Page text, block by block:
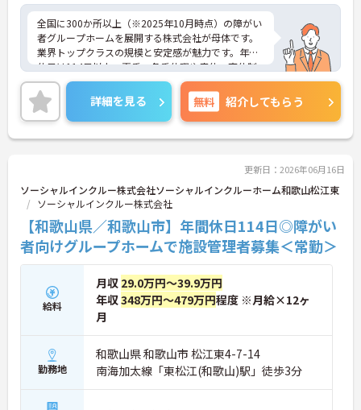
全国に300か所以上（※2025年10月時点）の障がい
者グループホームを展開する株式会社が母体です。
業界トップクラスの規模と安定感が魅力です。年間
休日は114日以上、夏季・冬季休暇や産休・育休制
度もしっかり整っており、プライベートとの両立も
可能。これまでのご経験を活かし、新しいキャリア
を築きたい方、ぜひご応募ください。20代から60代
まで、幅広い年代の方が活躍できる職場です。ご興
味のある方は詳細等をお伝えしますので、お気軽に
詳細を見る 無料 紹介してもらう
更新日：2026年06月16日
ソーシャルインクルー株式会社ソーシャルインクルーホーム和歌山松江東
ソーシャルインクルー株式会社
【和歌山県／和歌山市】年間休日114日◎障がい
者向けグループホームで施設管理者募集＜常勤＞
給料
月収 29.0万円～39.9万円
年収348万円～479万円程度 ※月給×12ヶ
月
勤務地
和歌山県 和歌山市 松江東4-7-14
南海加太線「東松江(和歌山)駅」徒歩3分